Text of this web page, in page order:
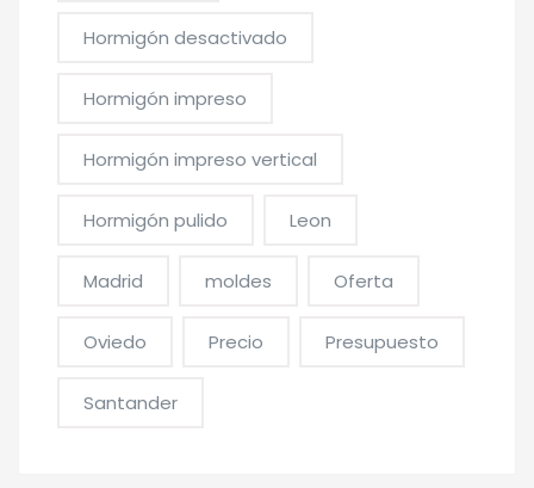
Hormigón desactivado
Hormigón impreso
Hormigón impreso vertical
Hormigón pulido Leon
Madrid moldes Oferta
Oviedo Precio Presupuesto
Santander